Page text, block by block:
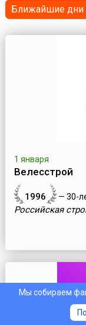
Ближайшие дни
1 января
Велесстрой
1996 — 30-
Российская
Мы собираем